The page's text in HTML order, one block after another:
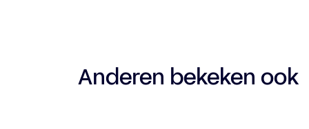
Anderen bekeken ook